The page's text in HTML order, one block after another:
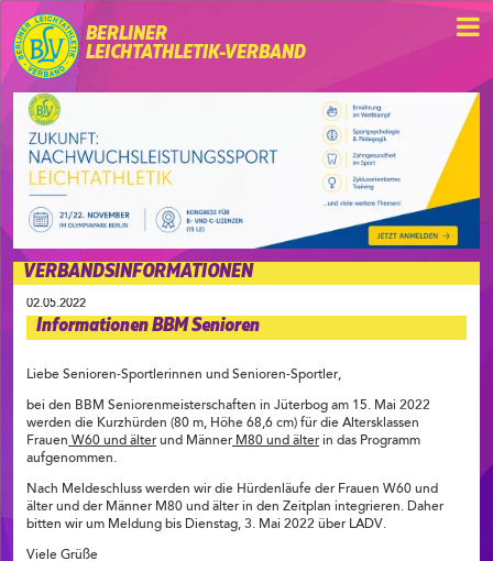
BERLINER
LEICHTATHLETIK-VERBAND
VERBANDSINFORMATIONEN
02.05.2022
Informationen BBM Senioren
Liebe Senioren-Sportlerinnen und Senioren-Sportler,
bei den BBM Seniorenmeisterschaften in Jüterbog am 15. Mai 2022
werden die Kurzhürden (80 m, Höhe 68,6 cm) für die Altersklassen
Frauen W60 und älter und Männer M80 und älter in das Programm
aufgenommen.
Nach Meldeschluss werden wir die Hürdenläufe der Frauen W60 und
älter und der Männer M80 und älter in den Zeitplan integrieren. Daher
bitten wir um Meldung bis Dienstag, 3. Mai 2022 über LADV.
Viele Grüße